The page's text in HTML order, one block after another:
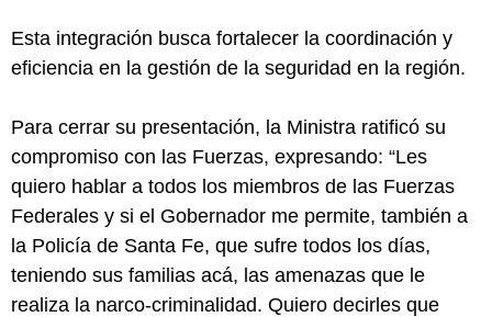
Esta integración busca fortalecer la coordinación y
eficiencia en la gestión de la seguridad en la región.
Para cerrar su presentación, la Ministra ratificó su
compromiso con las Fuerzas, expresando: “Les
quiero hablar a todos los miembros de las Fuerzas
Federales y si el Gobernador me permite, también a
la Policía de Santa Fe, que sufre todos los días,
teniendo sus familias acá, las amenazas que le
realiza la narco-criminalidad. Quiero decirles que